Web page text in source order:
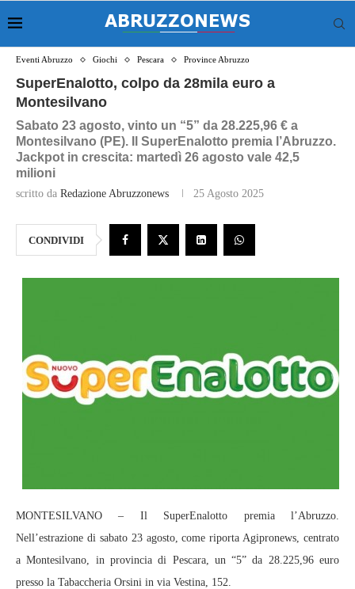
Eventi Abruzzo Giochi Pescara Province Abruzzo
SuperEnalotto, colpo da 28mila euro a
Montesilvano
Sabato 23 agosto, vinto un “5” da 28.225,96 € a
Montesilvano (PE). Il SuperEnalotto premia l’Abruzzo.
Jackpot in crescita: martedì 26 agosto vale 42,5
milioni
scritto da Redazione Abruzzonews 25 Agosto 2025
CONDIVIDI
MONTESILVANO – Il SuperEnalotto premia l’Abruzzo.
Nell’estrazione di sabato 23 agosto, come riporta Agipronews, centrato
a Montesilvano, in provincia di Pescara, un “5” da 28.225,96 euro
presso la Tabaccheria Orsini in via Vestina, 152.